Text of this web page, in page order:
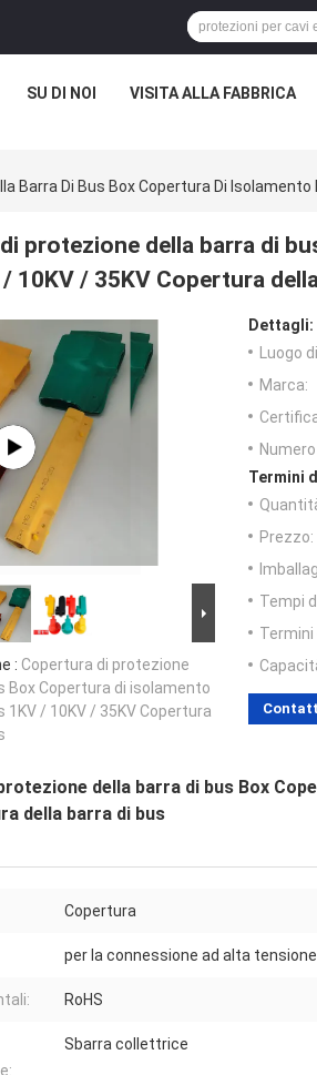
SU DI NOI VISITA ALLA FABBRICA
Barra Di Bus Box Copertura Di
protezione della barra di
10KV / 35KV Copertura
: Copertura di protezione
Box Copertura di isolamento
1KV / 10KV / 35KV Copertura
Dettagli:
Luogo
Marca:
Termini
Prezzo:
Tempi
Termini
della barra di bus Box
della barra di bus
Copertura
per la connessione ad alta tensione
RoHS
Sbarra collettrice